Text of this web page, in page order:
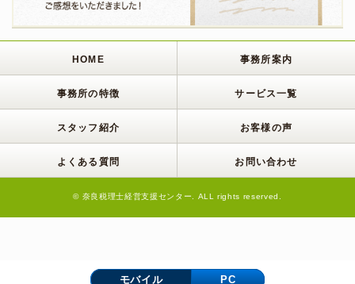
HOME 事務所案内
事務所の特徴 サービス一覧
スタッフ紹介 お客様の声
よくある質問 お問い合わせ
© 奈良税理士経営支援センター. ALL rights reserved.
モバイル PC